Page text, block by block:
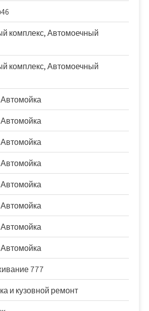
комплекс, Автомоечный
комплекс, Автомоечный
777
и кузовной ремонт